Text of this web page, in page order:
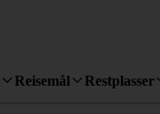
Reisemål Restplasser